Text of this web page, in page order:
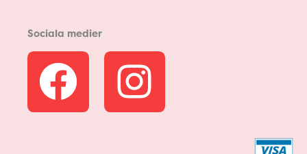
Sociala medier
F
a
I
n